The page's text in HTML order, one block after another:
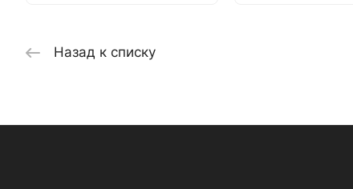
Назад к списку